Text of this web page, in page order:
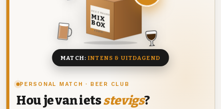
PERSONAL MATCH · BEER CLUB
Hou je van ietsstevigs?
DEZE MAAND
MIX
BOX
8 BIEREN
MATCH:INTENS & UITDAGEND